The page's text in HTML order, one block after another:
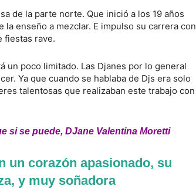
de la parte norte. Que inició a los 19 años
enseño a mezclar. E impulso su carrera con
fiestas rave.
un poco limitado. Las Djanes por lo general
Ya que cuando se hablaba de Djs era solo
talentosas que realizaban este trabajo con
si se puede, DJane Valentina Moretti
un corazón apasionado, su
y muy soñadora